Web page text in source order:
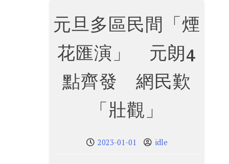
元旦多區民間「煙
花匯演」 元朗4
點齊發 網民歎
「壯觀」
2023-01-01 idle